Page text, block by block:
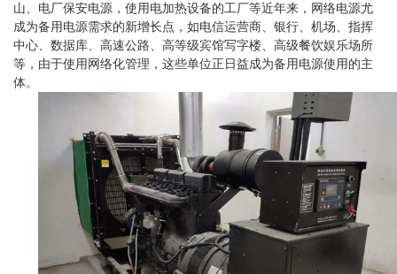
山、电厂保安电源，使用电加热设备的工厂等近年来，网络电源尤
成为备用电源需求的新增长点，如电信运营商、银行、机场、指挥
中心、数据库、高速公路、高等级宾馆写字楼、高级餐饮娱乐场所
等，由于使用网络化管理，这些单位正日益成为备用电源使用的主
体。